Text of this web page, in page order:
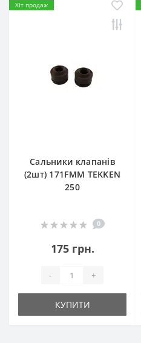
Хіт продаж
Сальники клапанів
(2шт) 171FMM TEKKEN
250
0
175 грн.
- +
КУПИТИ